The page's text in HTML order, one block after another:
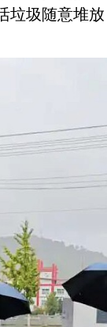
圾随意堆